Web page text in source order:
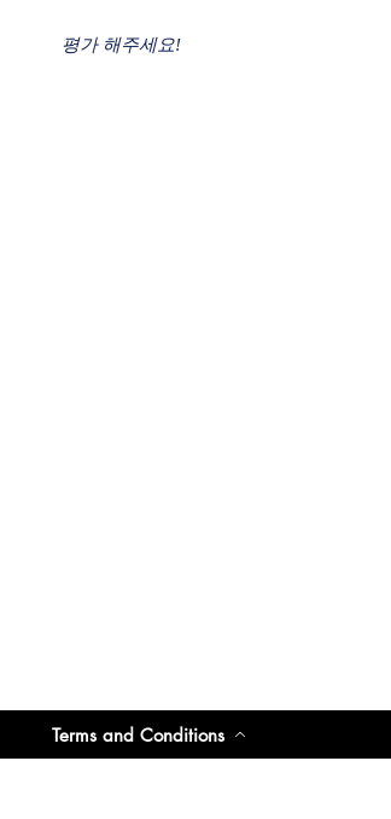
평가 해주세요!
Terms and Conditions